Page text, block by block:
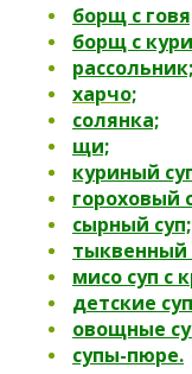
борщ с
борщ с
рассольник;
харчо;
солянка;
щи;
куриный
гороховый
сырный суп;
тыквенный
мисо суп с
детские
овощные
супы-пюре.